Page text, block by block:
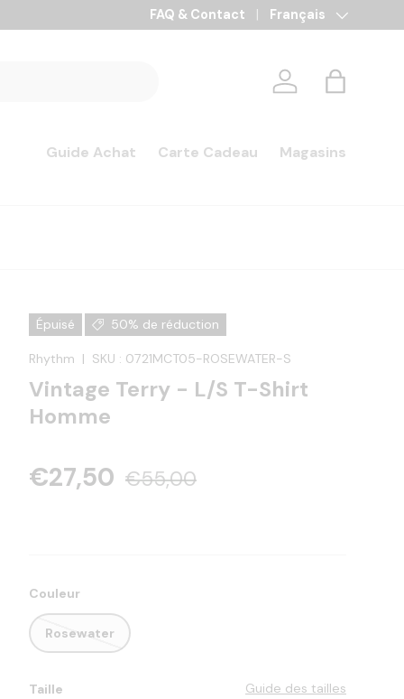
FAQ & Contact Langue
Français
Se connecter
Panier
Guide Achat Carte Cadeau Magasins
Épuisé 50% de réduction
Rhythm | SKU : 0721MCT05-ROSEWATER-S
Vintage Terry - L/S T-Shirt
Homme
€27,50 €55,00
Couleur
Rosewater
Taille Guide des tailles